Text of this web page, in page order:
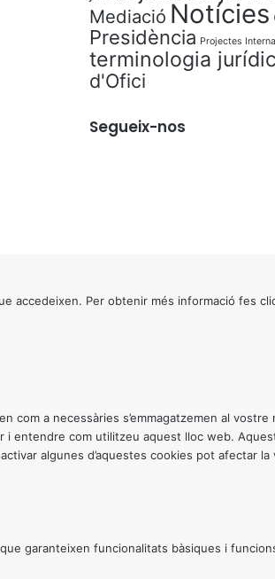
Mediació Notícies
Presidència Projectes
terminologia
d'Ofici
Segueix-nos
accedeixen. Per obtenir més informació fes
a necessàries s’emmagatzemen al vostre
i entendre com utilitzeu aquest lloc web.
algunes d’aquestes cookies pot afectar
garanteixen funcionalitats bàsiques i